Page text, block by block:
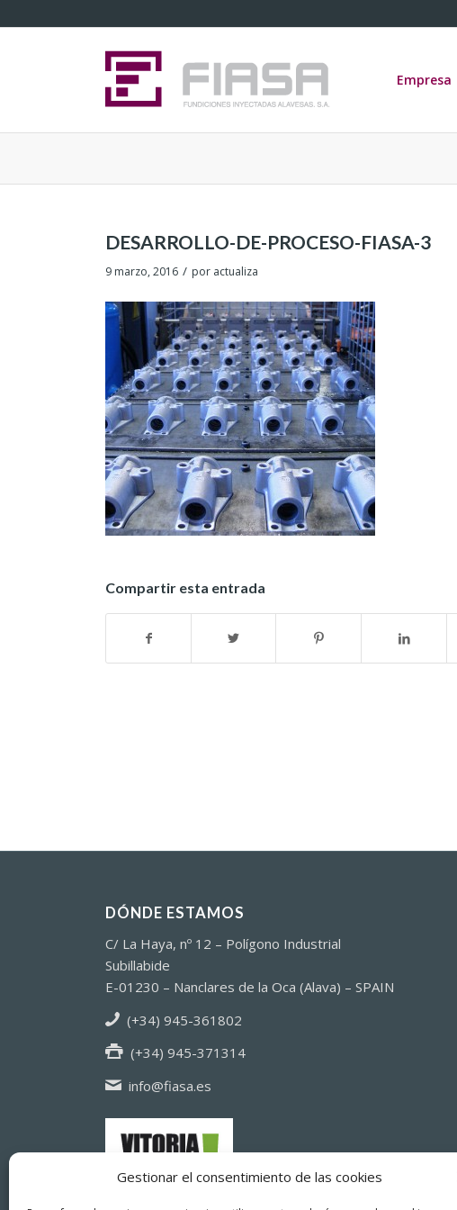
Gestionar el consentimiento de las cookies
Empresa
DESARROLLO-DE-PROCESO-FIASA-3
9 marzo, 2016 / por actualiza
Compartir esta entrada
DÓNDE ESTAMOS
C/ La Haya, nº 12 – Polígono Industrial
Subillabide
E-01230 – Nanclares de la Oca (Alava) – SPAIN
(+34) 945-361802
(+34) 945-371314
info@fiasa.es